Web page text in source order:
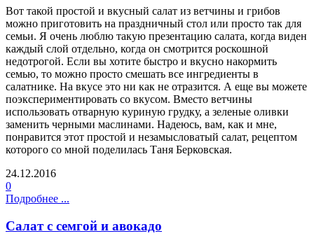
Вот такой простой и вкусный салат из ветчины и грибов
можно приготовить на праздничный стол или просто так для
семьи. Я очень люблю такую презентацию салата, когда виден
каждый слой отдельно, когда он смотрится роскошной
недотрогой. Если вы хотите быстро и вкусно накормить
семью, то можно просто смешать все ингредиенты в
салатнике. На вкусе это ни как не отразится. А еще вы можете
поэкспериментировать со вкусом. Вместо ветчины
использовать отварную куриную грудку, а зеленые оливки
заменить черными маслинами. Надеюсь, вам, как и мне,
понравится этот простой и незамысловатый салат, рецептом
которого со мной поделилась Таня Берковская.
24.12.2016
0
Подробнее ...
Салат с семгой и авокадо